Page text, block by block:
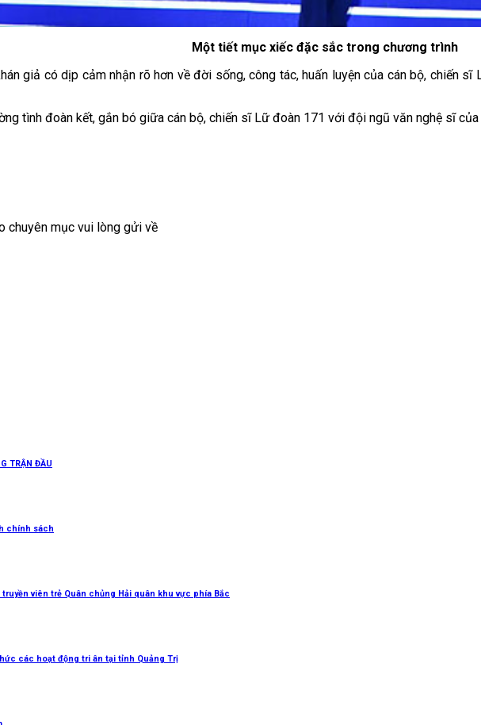
Một tiết mục xiếc đặc sắc trong chương trình
giả có dịp cảm nhận rõ hơn về đời sống, công tác, huấn luyện của cán bộ, chiến
tình đoàn kết, gắn bó giữa cán bộ, chiến sĩ Lữ đoàn 171 với đội ngũ văn nghệ sĩ của
chuyên mục vui lòng gửi về
TRẬN ĐẦU
chính sách
viên trẻ Quân chủng Hải quân khu vực phía Bắc
các hoạt động tri ân tại tỉnh Quảng Trị